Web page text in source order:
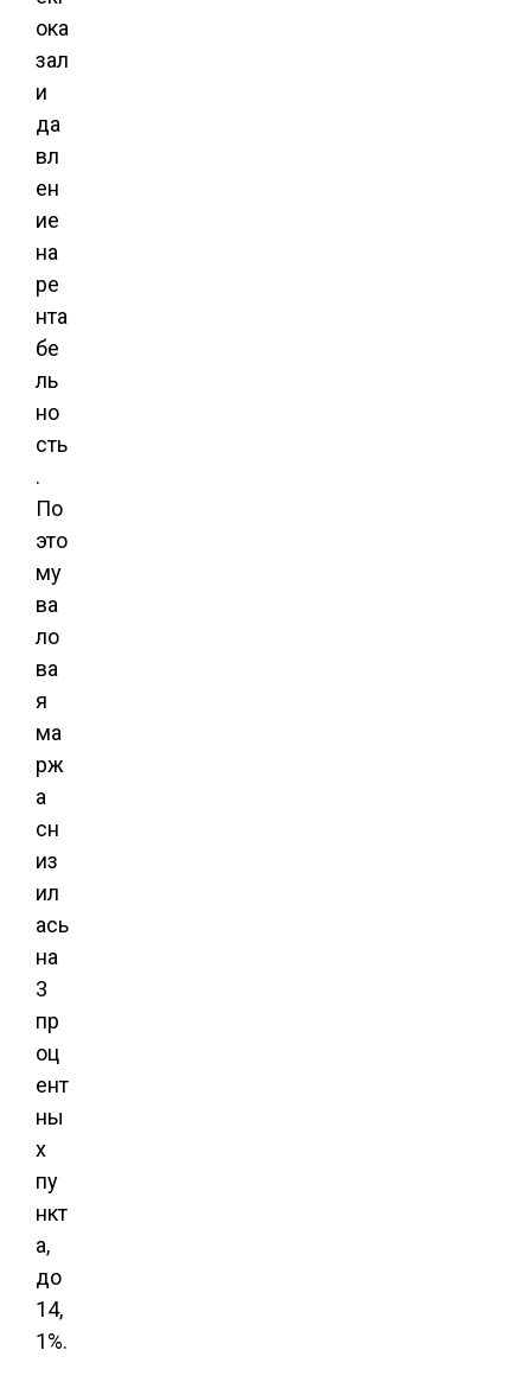
ока
зал
и
да
вл
ен
ие
на
ре
нта
бе
ль
но
сть
.
По
это
му
ва
ло
ва
я
ма
рж
а
сн
из
ил
ась
на
3
пр
оц
ент
ны
х
пу
нкт
а,
до
14,
1%.